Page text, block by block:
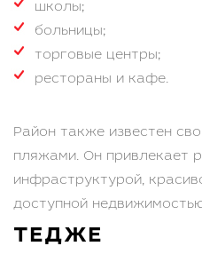
школы;
больницы;
торговые центры;
рестораны и кафе.
Район также известен
пляжами. Он привлекает
инфраструктурой,
доступной
ТЕДЖЕ